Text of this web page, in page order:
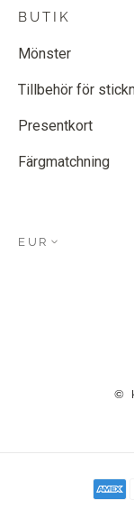
BUTIK
Mönster
Tillbehör för
Presentkort
Färgmatchning
EUR
©